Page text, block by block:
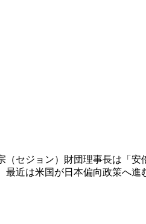
セジョン）財団理事長は「
近は米国が日本偏向政策へ